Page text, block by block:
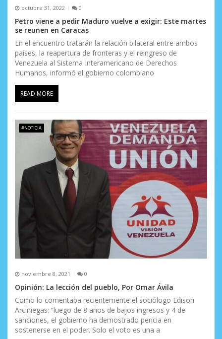
s octubre 31, 2022 0
Petro viene a pedir Maduro vuelve a exigir: Este martes
se reunen en Caracas
En el encuentro tratarán la relación bilateral entre ambos
países, la reapertura de fronteras y el reingreso de
Venezuela al Sistema Interamericano de Derechos
Humanos, informó el gobierno colombiano
READ MORE
#NOTICIA
noviembre 8, 2021 0
Opinión: La lección del pueblo, Por Omar Ávila
Como lo comentaba recientemente el sociólogo Edison
Arciniegas: “luego de 8 años de bajos ingresos y 4 de
sanciones, el gobierno ha demostrado pericia en
sostenerse en el poder. Solo el voto es una a